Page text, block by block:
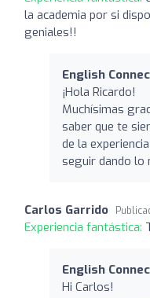
la academia por si
geniales!!
English
¡Hola Ricardo!
Muchísimas
saber que te
de la
seguir dando lo
Carlos Garrido
Experiencia fantástica:
English
Hi Carlos!